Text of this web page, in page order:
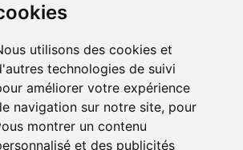
utilisons des cookies et
technologies de suivi
améliorer votre expérience
navigation sur notre site, pour
montrer un contenu
et des publicités